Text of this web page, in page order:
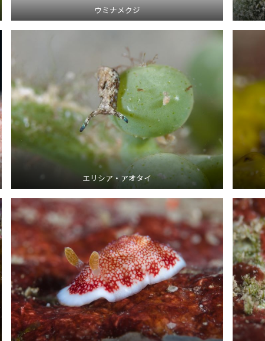
ウミナメクジ
エリシア・アオタイ